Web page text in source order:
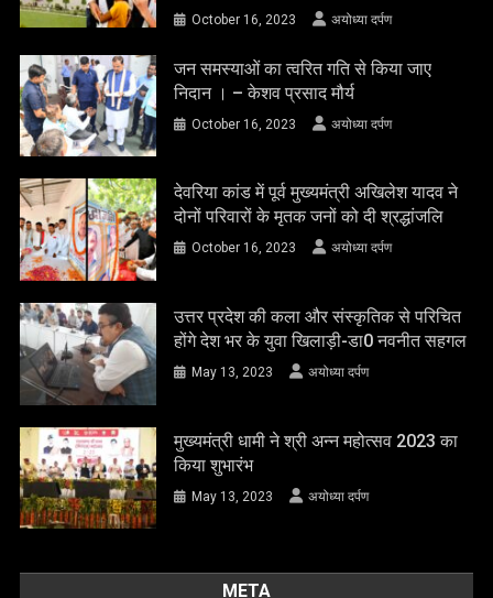
October 16, 2023 अयोध्या दर्पण
जन समस्याओं का त्वरित गति से किया जाए
निदान । – केशव प्रसाद मौर्य
October 16, 2023 अयोध्या दर्पण
देवरिया कांड में पूर्व मुख्यमंत्री अखिलेश यादव ने
दोनों परिवारों के मृतक जनों को दी श्रद्धांजलि
October 16, 2023 अयोध्या दर्पण
उत्तर प्रदेश की कला और संस्कृतिक से परिचित
होंगे देश भर के युवा खिलाड़ी-डा0 नवनीत सहगल
May 13, 2023 अयोध्या दर्पण
मुख्यमंत्री धामी ने श्री अन्न महोत्सव 2023 का
किया शुभारंभ
May 13, 2023 अयोध्या दर्पण
META